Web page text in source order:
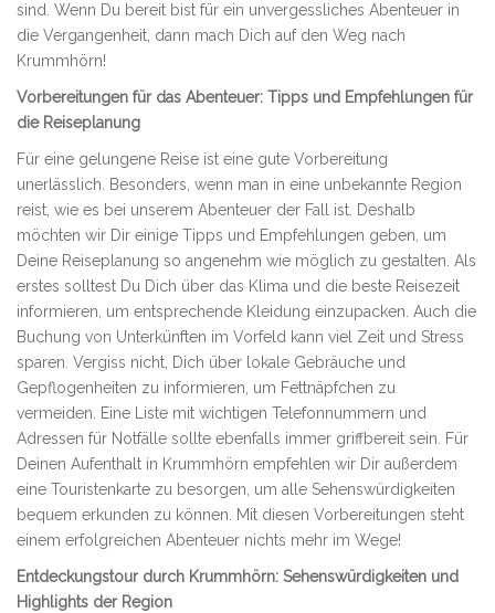
sind. Wenn Du bereit bist für ein unvergessliches Abenteuer in
die Vergangenheit, dann mach Dich auf den Weg nach
Krummhörn!
Vorbereitungen für das Abenteuer: Tipps und Empfehlungen für
die Reiseplanung
Für eine gelungene Reise ist eine gute Vorbereitung
unerlässlich. Besonders, wenn man in eine unbekannte Region
reist, wie es bei unserem Abenteuer der Fall ist. Deshalb
möchten wir Dir einige Tipps und Empfehlungen geben, um
Deine Reiseplanung so angenehm wie möglich zu gestalten. Als
erstes solltest Du Dich über das Klima und die beste Reisezeit
informieren, um entsprechende Kleidung einzupacken. Auch die
Buchung von Unterkünften im Vorfeld kann viel Zeit und Stress
sparen. Vergiss nicht, Dich über lokale Gebräuche und
Gepflogenheiten zu informieren, um Fettnäpfchen zu
vermeiden. Eine Liste mit wichtigen Telefonnummern und
Adressen für Notfälle sollte ebenfalls immer griffbereit sein. Für
Deinen Aufenthalt in Krummhörn empfehlen wir Dir außerdem
eine Touristenkarte zu besorgen, um alle Sehenswürdigkeiten
bequem erkunden zu können. Mit diesen Vorbereitungen steht
einem erfolgreichen Abenteuer nichts mehr im Wege!
Entdeckungstour durch Krummhörn: Sehenswürdigkeiten und
Highlights der Region